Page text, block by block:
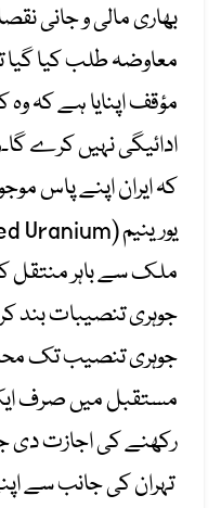
بھاری مالی و جانی
معاوضہ طلب کیا گیا
مؤقف اپنایا ہے کہ
ادائیگی نہیں کرے
ملک سے باہر منتقل
جوہری تنصیبات بند
جوہری تنصیب تک
مستقبل میں صرف
رکھنے کی اجازت دی
تہران کی جانب سے